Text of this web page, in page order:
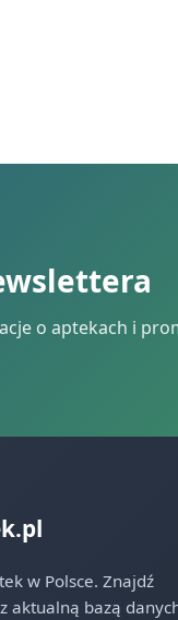
o aptekach i
w Polsce. Znajdź
aktualną bazą